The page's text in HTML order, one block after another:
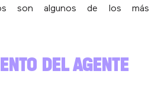
son algunos de los más
DEL AGENTE